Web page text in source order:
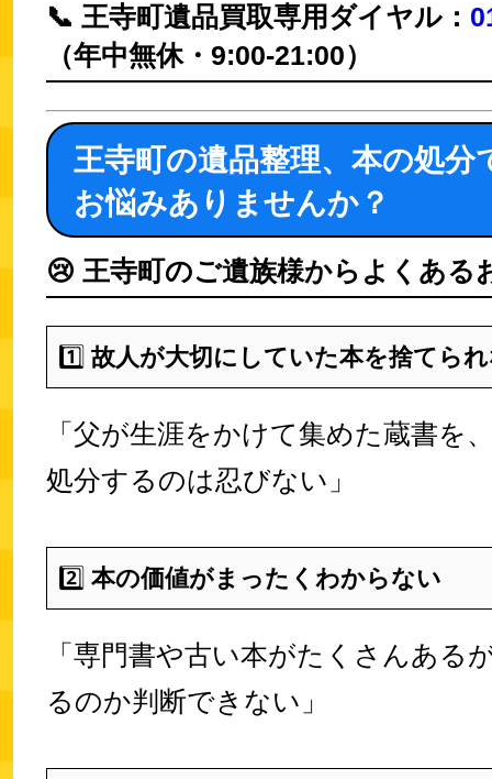
📞 王寺町遺品買取専用ダイヤル：
（年中無休・9:00-21:00）
王寺町の遺品整理、本の処分
お悩みありませんか？
😢 王寺町のご遺族様からよくある
1️⃣ 故人が大切にしていた本を捨てら
「父が生涯をかけて集めた蔵書を
処分するのは忍びない」
2️⃣ 本の価値がまったくわからない
「専門書や古い本がたくさんある
るのか判断できない」